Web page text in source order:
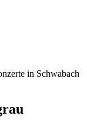
in Schwabach